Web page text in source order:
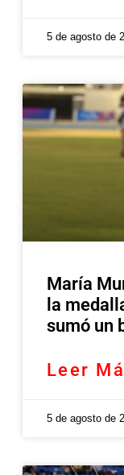
5 de agosto de
María
la
sumó un
Leer
5 de agosto de